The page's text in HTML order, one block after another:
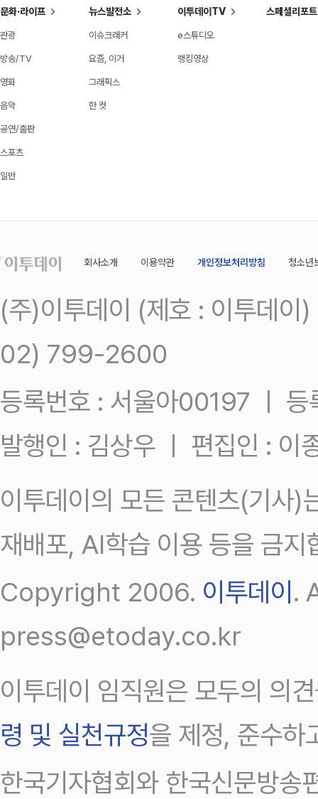
문화·라이프
관광
방송/TV
영화
음악
공연/출판
스포츠
일반
뉴스발전소
이슈크래커
요즘, 이거
그래픽스
한 컷
이투데이TV
e스튜디오
랭킹영상
스페셜리포트
회사소개 이용약관 개인정보처리방침 청소년
(주)이투데이 (제호 : 이투데
02) 799-2600
등록번호 : 서울아00197 ㅣ
발행인 : 김상우 ㅣ 편집인 : 이
이투데이의 모든 콘텐츠(기사)
재배포, AI학습 이용 등을 금지
Copyright 2006. 이투데이.
press@etoday.co.kr
이투데이 임직원은 모두의 의
령 및 실천규정을 제정, 준수하
한국기자협회와 한국신문방송